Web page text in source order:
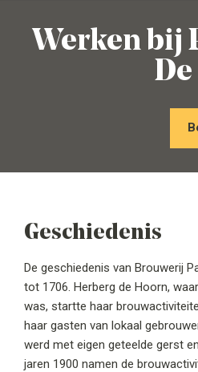
Werken bij
Geschiedenis
De geschiedenis van Brouwerij
tot 1706. Herberg de Hoorn,
was, startte haar
haar gasten van lokaal
werd met eigen geteelde gerst
jaren 1900 namen de